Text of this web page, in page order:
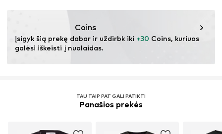
Coins
Įsigyk šią prekę dabar ir uždirbk iki +30 Coins, kuriuos
galėsi iškeisti į nuolaidas.
TAU TAIP PAT GALI PATIKTI
Panašios prekės